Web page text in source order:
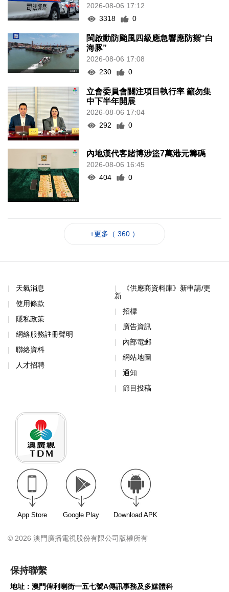
2026-08-06 17:12
3318
0
閩啟動防颱風四級應急響應防禦“白
海豚”
2026-08-06 17:08
230
0
立會委員會關注項目執行率 籲勿集
中下半年開展
2026-08-06 17:04
292
0
內地漢代客賭博涉盜7萬港元籌碼
2026-08-06 16:45
404
0
+更多（ 360 ）
天氣消息
使用條款
隱私政策
網絡服務註冊聲明
聯絡資料
人才招聘
《供應商資料庫》新申請/更
新
招標
廣告資訊
內部電郵
網站地圖
通知
節目投稿
App Store Google Play Download APK
© 2026 澳門廣播電視股份有限公司版權所有
保持聯繫
地址：澳門俾利喇街一五七號A傳訊事務及多媒體科